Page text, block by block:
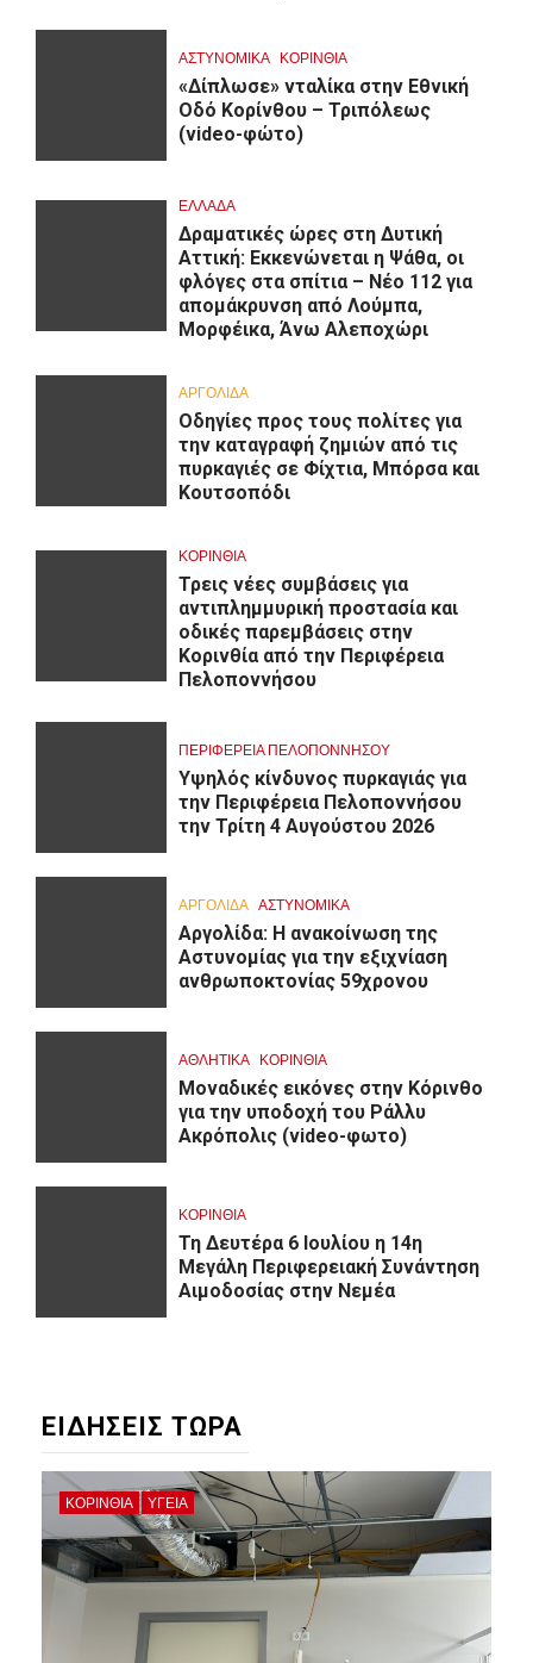
ΑΣΤΥΝΟΜΙΚΑ ΚΟΡΙΝΘΊΑ
«Δίπλωσε» νταλίκα στην Εθνική
Oδό Κορίνθου – Τριπόλεως
(video-φώτο)
ΕΛΛΑΔΑ
Δραματικές ώρες στη Δυτική
Αττική: Εκκενώνεται η Ψάθα, οι
φλόγες στα σπίτια – Νέο 112 για
απομάκρυνση από Λούμπα,
Μορφέικα, Άνω Αλεποχώρι
ΑΡΓΟΛΙΔΑ
Οδηγίες προς τους πολίτες για
την καταγραφή ζημιών από τις
πυρκαγιές σε Φίχτια, Μπόρσα και
Κουτσοπόδι
ΚΟΡΙΝΘΊΑ
Τρεις νέες συμβάσεις για
αντιπλημμυρική προστασία και
οδικές παρεμβάσεις στην
Κορινθία από την Περιφέρεια
Πελοποννήσου
ΠΕΡΙΦΈΡΕΙΑ ΠΕΛΟΠΟΝΝΉΣΟΥ
Υψηλός κίνδυνος πυρκαγιάς για
την Περιφέρεια Πελοποννήσου
την Τρίτη 4 Αυγούστου 2026
ΑΡΓΟΛΙΔΑ ΑΣΤΥΝΟΜΙΚΑ
Αργολίδα: Η ανακοίνωση της
Αστυνομίας για την εξιχνίαση
ανθρωποκτονίας 59χρονου
ΑΘΛΗΤΙΚΑ ΚΟΡΙΝΘΊΑ
Μοναδικές εικόνες στην Κόρινθο
για την υποδοχή του Ράλλυ
Ακρόπολις (video-φωτο)
ΚΟΡΙΝΘΊΑ
Τη Δευτέρα 6 Ιουλίου η 14η
Μεγάλη Περιφερειακή Συνάντηση
Αιμοδοσίας στην Νεμέα
ΕΙΔΗΣΕΙΣ ΤΩΡΑ
ΚΟΡΙΝΘΊΑ ΥΓΕΙΑ